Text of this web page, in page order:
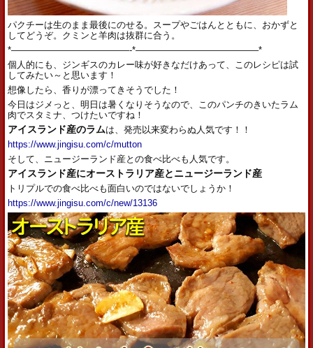
パクチーは生のまま最後にのせる。スープやごはんとともに、おかずと
してどうぞ。クミンと羊肉は抜群に合う。
*—————————————-*—————————————–*
個人的にも、ジンギスのカレー味が好きなだけあって、このレシピは試
してみたい～と思います！
想像したら、香りが漂ってきそうでした！
今日はジメっと、明日は暑くなりそうなので、このパンチのきいたラム
肉でスタミナ、つけたいですね！
アイスランド産のラムは、発売以来変わらぬ人気です！！
https://www.jingisu.com/c/mutton
そして、ニュージーランド産との食べ比べも人気です。
アイスランド産にオーストラリア産とニュージーランド産
トリプルでの食べ比べも面白いのではないでしょうか！
https://www.jingisu.com/c/new/13136